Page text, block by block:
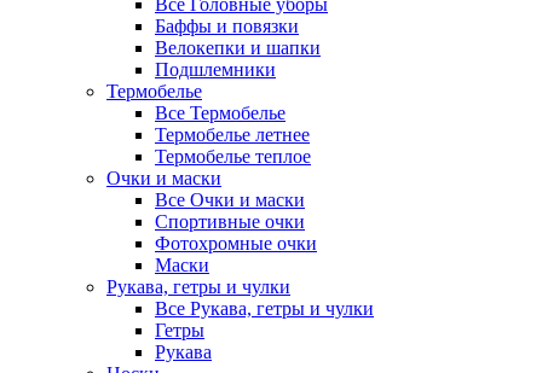
Все Головные уборы
Баффы и повязки
Велокепки и шапки
Подшлемники
Термобелье
Все Термобелье
Термобелье летнее
Термобелье теплое
Очки и маски
Все Очки и маски
Спортивные очки
Фотохромные очки
Маски
Рукава, гетры и чулки
Все Рукава, гетры и чулки
Гетры
Рукава